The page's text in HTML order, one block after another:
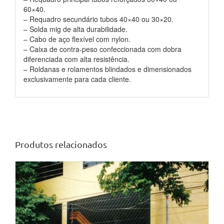
60×40.
– Requadro secundário tubos 40×40 ou 30×20.
– Solda mig de alta durabilidade.
– Cabo de aço flexível com nylon.
– Caixa de contra-peso confeccionada com dobra
diferenciada com alta resistência.
– Roldanas e rolamentos blindados e dimensionados
exclusivamente para cada cliente.
Produtos relacionados